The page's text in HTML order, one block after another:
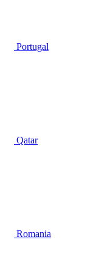
Portugal
Qatar
Romania